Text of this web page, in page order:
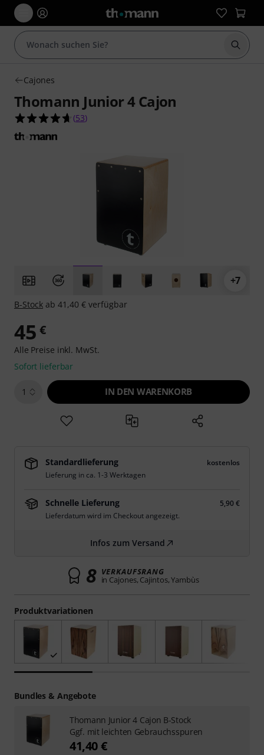
Suche
Cajones
Thomann Junior 4 Cajon
4.6 von 5 Sternen aus 53 Kundenbewertungen
(53)
+7
Produktvariationen
B-Stock ab 41,40 € verfügbar
45 €
Alle Preise inkl. MwSt.
Sofort lieferbar
1 IN DEN WARENKORB
Standardlieferung
kostenlos
Lieferung in ca. 1-3 Werktagen
Schnelle Lieferung
5,90 €
Lieferdatum wird im Checkout angezeigt.
Infos zum Versand
8 VERKAUFSRANG
in Cajones, Cajintos, Yambùs
Bundles & Angebote
Thomann Junior 4 Cajon B-Stock
Ggf. mit leichten Gebrauchsspuren
41,40 €